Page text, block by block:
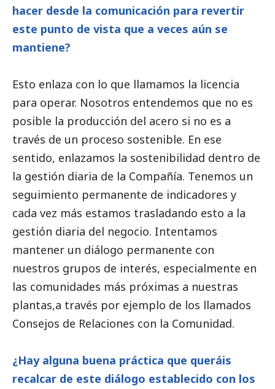
hacer desde la comunicación para revertir
este punto de vista que a veces aún se
mantiene?
Esto enlaza con lo que llamamos la licencia
para operar. Nosotros entendemos que no es
posible la producción del acero si no es a
través de un proceso sostenible. En ese
sentido, enlazamos la sostenibilidad dentro de
la gestión diaria de la Compañía. Tenemos un
seguimiento permanente de indicadores y
cada vez más estamos trasladando esto a la
gestión diaria del negocio. Intentamos
mantener un diálogo permanente con
nuestros grupos de interés, especialmente en
las comunidades más próximas a nuestras
plantas,a través por ejemplo de los llamados
Consejos de Relaciones con la Comunidad.
¿Hay alguna buena práctica que queráis
recalcar de este diálogo establecido con los